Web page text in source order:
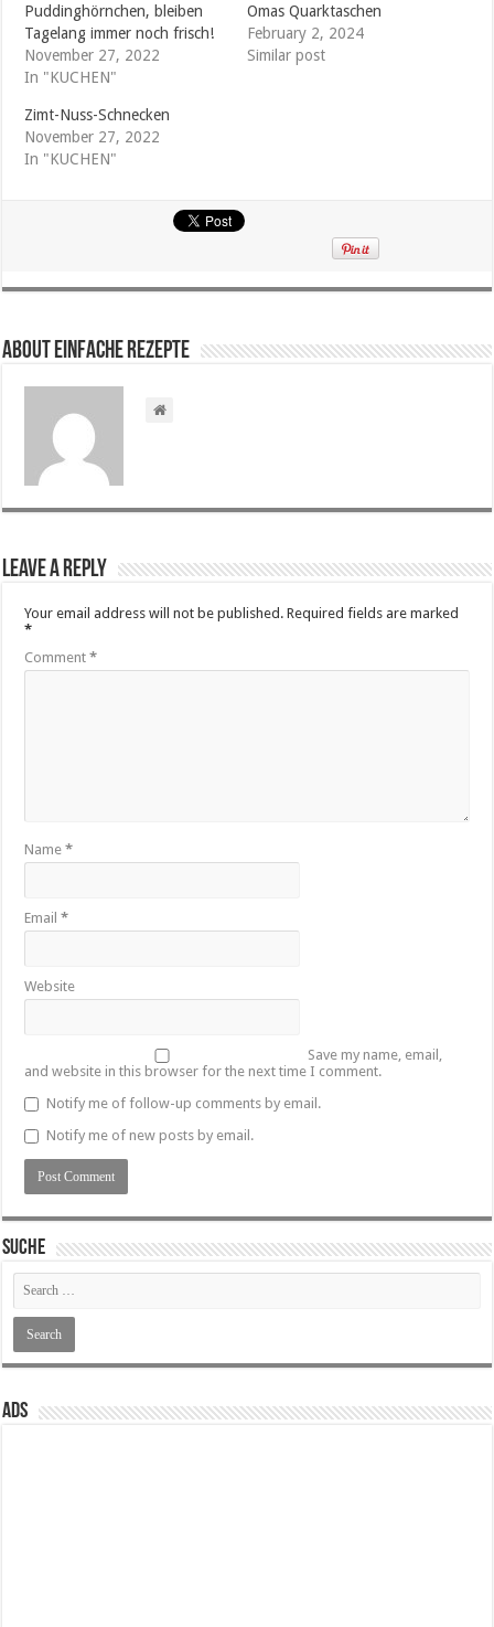
Puddinghörnchen, bleiben
Tagelang immer noch frisch!
November 27, 2022
In "KUCHEN"
Omas Quarktaschen
February 2, 2024
Similar post
Zimt-Nuss-Schnecken
November 27, 2022
In "KUCHEN"
About Einfache Rezepte
Leave a Reply
Your email address will not be published. Required fields are marked
*
Comment*
Name*
Email*
Website
Save my name, email,
and website in this browser for the next time I comment.
Notify me of follow-up comments by email.
Notify me of new posts by email.
SUCHE
ADS